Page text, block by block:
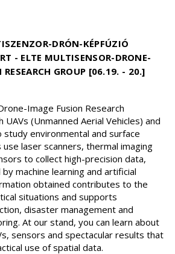
DRÓN-KÉPFÚZIÓ
- ELTE MULTISENSOR-DRONE-
GROUP [06.19. - 20.]
Image Fusion Research
(Unmanned Aerial Vehicles) and
environmental and surface
laser scanners, thermal imaging
to collect high-precision data,
machine learning and artificial
obtained contributes to the
situations and supports
disaster management and
At our stand, you can learn about
sensors and spectacular results that
use of spatial data.